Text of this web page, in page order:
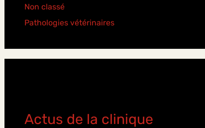
Non classé(2)
Pathologies vétérinaires(4)
Actus de la clinique